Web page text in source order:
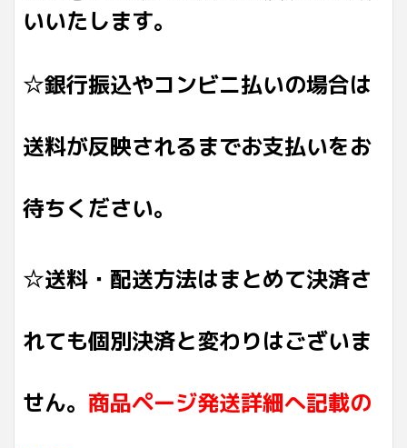
いいたします。
☆銀行振込やコンビニ払いの場合は
送料が反映されるまでお支払いをお
待ちください。
☆送料・配送方法はまとめて決済さ
れても個別決済と変わりはございま
せん。 商品ページ発送詳細へ記載の